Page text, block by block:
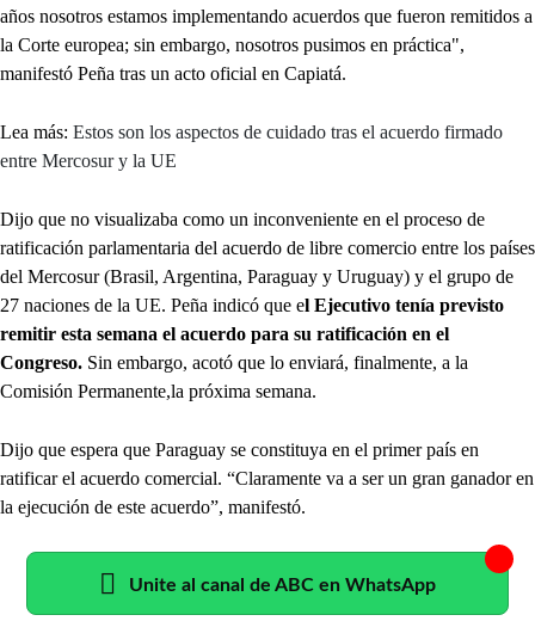
años nosotros estamos implementando acuerdos que fueron remitidos a
la Corte europea; sin embargo, nosotros pusimos en práctica",
manifestó Peña tras un acto oficial en Capiatá.
Lea más: Estos son los aspectos de cuidado tras el acuerdo firmado
entre Mercosur y la UE
Dijo que no visualizaba como un inconveniente en el proceso de
ratificación parlamentaria del acuerdo de libre comercio entre los países
del Mercosur (Brasil, Argentina, Paraguay y Uruguay) y el grupo de
27 naciones de la UE. Peña indicó que el Ejecutivo tenía previsto
remitir esta semana el acuerdo para su ratificación en el
Congreso. Sin embargo, acotó que lo enviará, finalmente, a la
Comisión Permanente,la próxima semana.
Dijo que espera que Paraguay se constituya en el primer país en
ratificar el acuerdo comercial. “Claramente va a ser un gran ganador en
la ejecución de este acuerdo”, manifestó.
Unite al canal de ABC en WhatsApp